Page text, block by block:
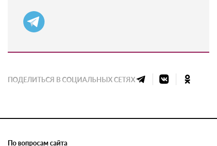
ПОДЕЛИТЬСЯ В СОЦИАЛЬНЫХ СЕТЯХ
По вопросам сайта